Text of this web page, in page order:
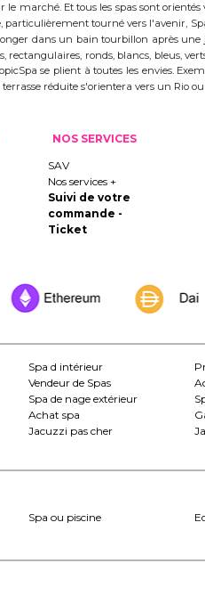
Et tous les spas sont orientés
tourné vers l'avenir,
dans un bain tourbillon après
ronds, blancs, bleus,
se plient à toutes les envies.
réduite s'orientera vers un Rio
NOS SERVICES
SAV
Nos services +
Suivi de votre
commande -
Ticket
Spa d intérieur
Vendeur de Spas
Spa de nage extérieur
Achat spa
Jacuzzi pas cher
Spa ou piscine